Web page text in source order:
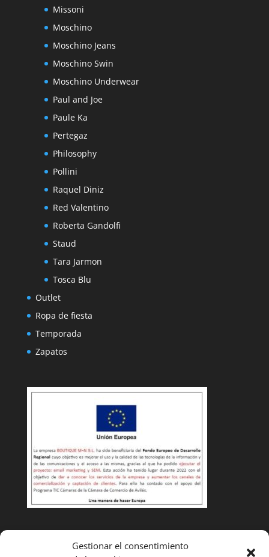
Gestionar el consentimiento
Missoni
Moschino
Moschino Jeans
Moschino Swin
Moschino Underwear
Paul and Joe
Paule Ka
Pertegaz
Philosophy
Pollini
Raquel Diniz
Red Valentino
Roberta Gandolfi
Staud
Tara Jarmon
Tosca Blu
Outlet
Ropa de fiesta
Temporada
Zapatos
Condiciones de venta